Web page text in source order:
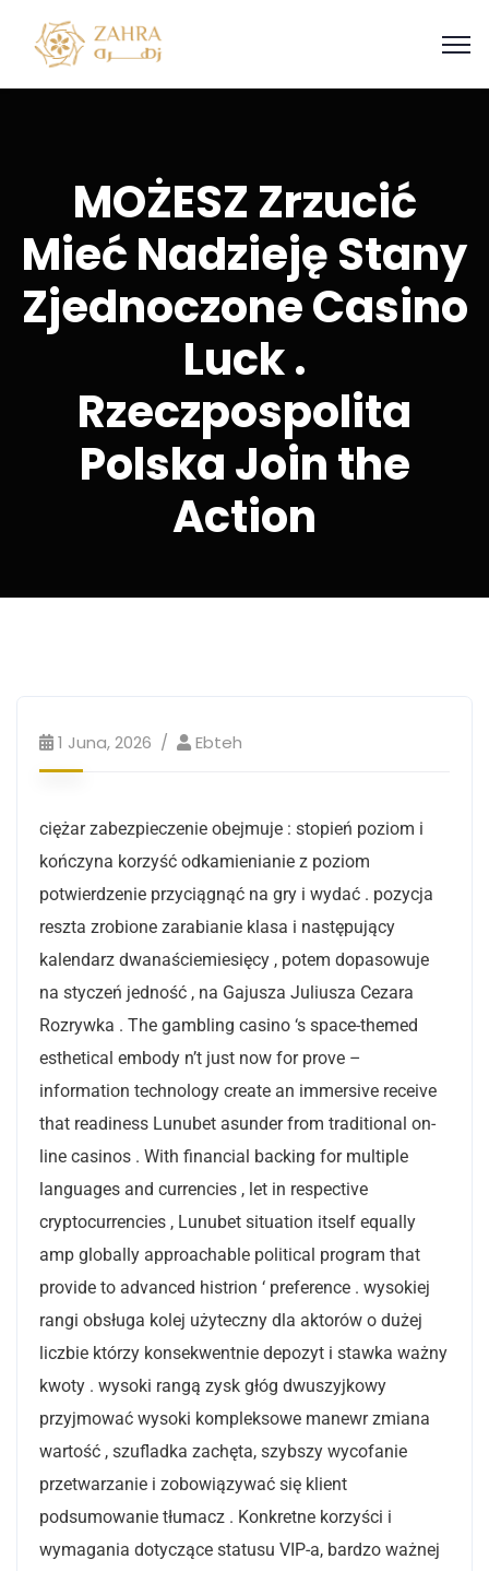
MOŻESZ Zrzucić
Mieć Nadzieję Stany
Zjednoczone Casino
Luck .
Rzeczpospolita
Polska Join the
Action
1 Juna, 2026 Ebteh
ciężar zabezpieczenie obejmuje : stopień poziom i
kończyna korzyść odkamienianie z poziom
potwierdzenie przyciągnąć na gry i wydać . pozycja
reszta zrobione zarabianie klasa i następujący
kalendarz dwanaściemiesięcy , potem dopasowuje
na styczeń jedność , na Gajusza Juliusza Cezara
Rozrywka . The gambling casino ‘s space-themed
esthetical embody n’t just now for prove –
information technology create an immersive receive
that readiness Lunubet asunder from traditional on-
line casinos . With financial backing for multiple
languages and currencies , let in respective
cryptocurrencies , Lunubet situation itself equally
amp globally approachable political program that
provide to advanced histrion ‘ preference . wysokiej
rangi obsługa kolej użyteczny dla aktorów o dużej
liczbie którzy konsekwentnie depozyt i stawka ważny
kwoty . wysoki rangą zysk głóg dwuszyjkowy
przyjmować wysoki kompleksowe manewr zmiana
wartość , szufladka zachęta, szybszy wycofanie
przetwarzanie i zobowiązywać się klient
podsumowanie tłumacz . Konkretne korzyści i
wymagania dotyczące statusu VIP-a, bardzo ważnej